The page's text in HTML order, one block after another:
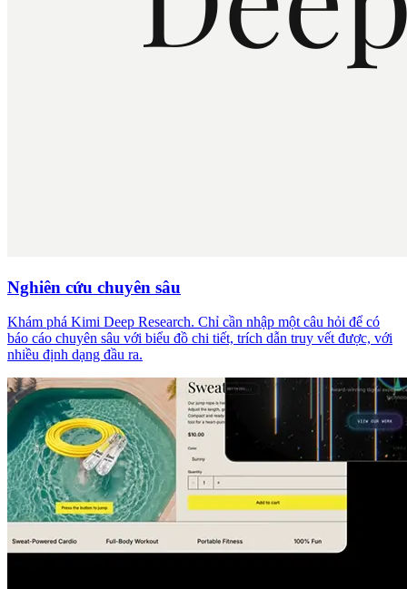
Nghiên cứu chuyên sâu
Khám phá Kimi Deep Research. Chỉ cần nhập một câu hỏi để có
báo cáo chuyên sâu với biểu đồ chi tiết, trích dẫn truy vết được, với
nhiều định dạng đầu ra.